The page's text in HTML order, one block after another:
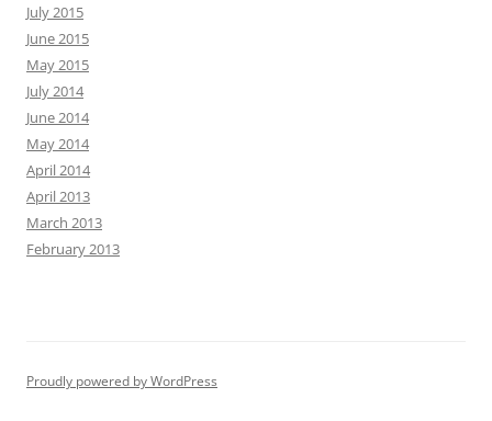
July 2015
June 2015
May 2015
July 2014
June 2014
May 2014
April 2014
April 2013
March 2013
February 2013
Proudly powered by WordPress